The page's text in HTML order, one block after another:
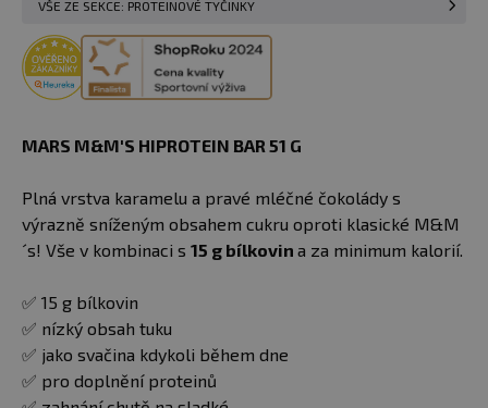
VŠE ZE SEKCE: PROTEINOVÉ TYČINKY
MARS M&M'S HIPROTEIN BAR 51 G
Plná vrstva karamelu a pravé mléčné čokolády s
výrazně sníženým obsahem cukru oproti klasické M&M
´s! Vše v kombinaci s 15 g bílkovin a za minimum kalorií.
✅ 15 g bílkovin
✅ nízký obsah tuku
✅ jako svačina kdykoli během dne
✅ pro doplnění proteinů